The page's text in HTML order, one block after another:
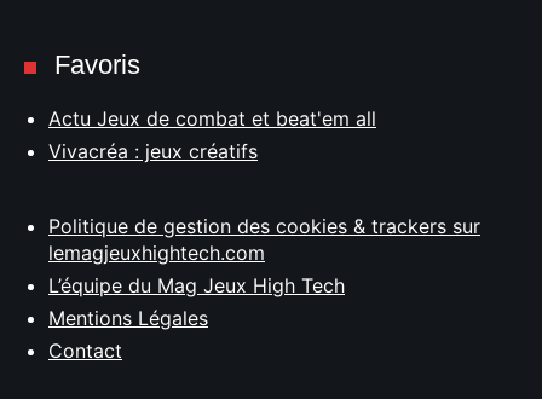
Favoris
Actu Jeux de combat et beat'em all
Vivacréa : jeux créatifs
Politique de gestion des cookies & trackers sur
lemagjeuxhightech.com
L’équipe du Mag Jeux High Tech
Mentions Légales
Contact